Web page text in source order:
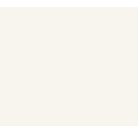
месте, не пересушивать;
в зависимости от настроек вашего